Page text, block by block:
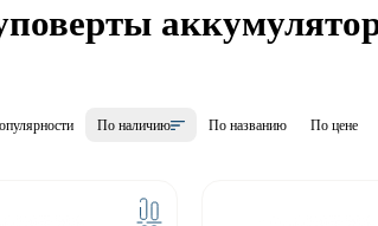
По наличию По названию По цене